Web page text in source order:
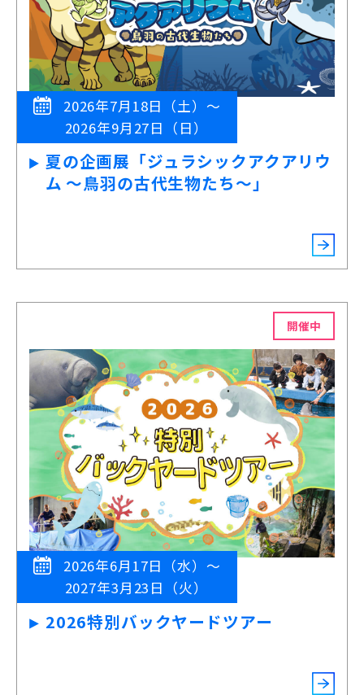
2026年7月18日（土）～
2026年9月27日（日）
夏の企画展「ジュラシックアクアリウ
ム ～鳥羽の古代生物たち～」
2026年6月17日（水）～
2027年3月23日（火）
2026特別バックヤードツアー
開催中